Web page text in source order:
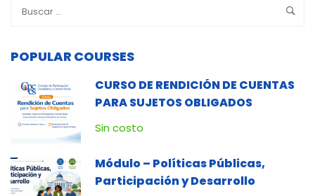
POPULAR COURSES
CURSO DE RENDICIÓN DE CUENTAS
PARA SUJETOS OBLIGADOS
Sin costo
Módulo – Políticas Públicas,
Participación y Desarrollo